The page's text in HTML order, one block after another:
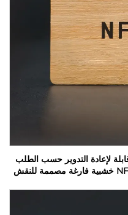
لإعادة التدوير حسب الطلب
بتردد 13.56 ميجاهرتز، بطاقة أعمال NFC خشبية فارغة مصممة للنقش